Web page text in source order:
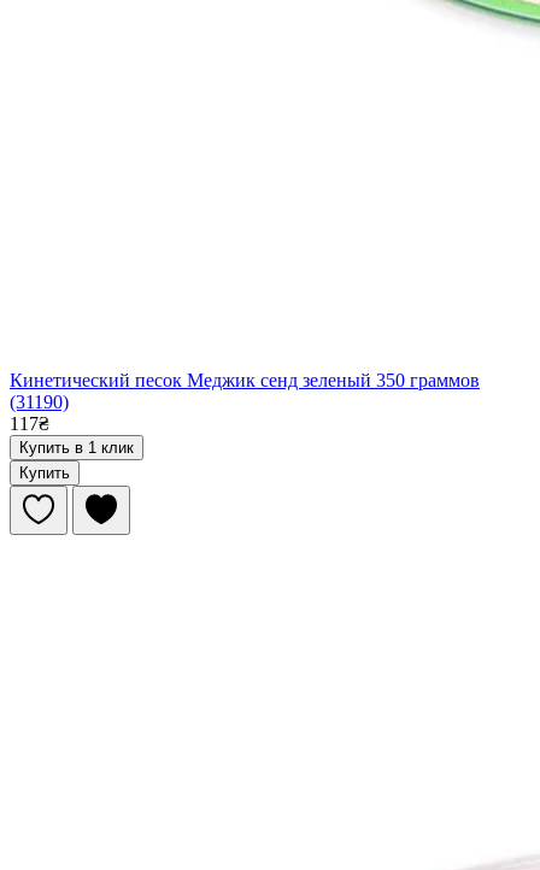
Кинетический песок Меджик сенд зеленый 350 граммов
(31190)
117₴
Купить в 1 клик
Купить